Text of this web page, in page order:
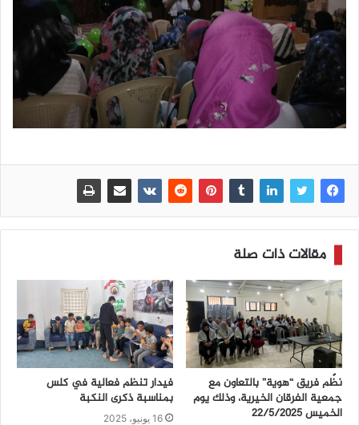
مقالات ذات صلة
نظّم فريق “هوية” بالتعاون مع
جمعية الفرقان الخيرية، وذلك يوم
الخميس 22/5/2025
فيدار تنظم فعالية في كلس
بمناسبة ذكرى النكبة
16 يونيو، 2025